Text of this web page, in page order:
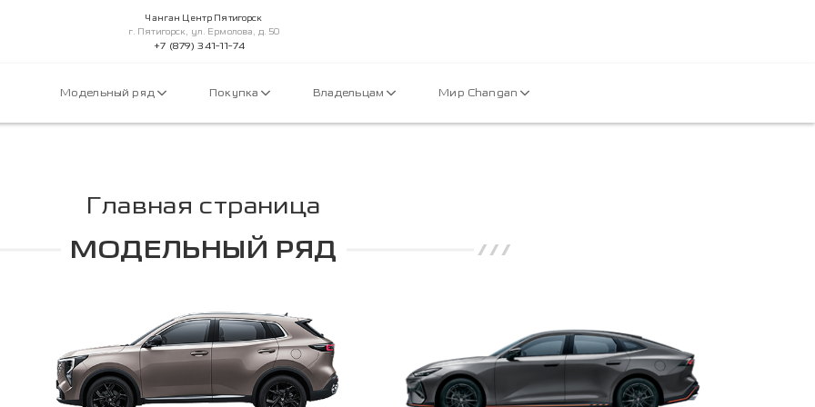
Чанган Центр Пятигорск
г. Пятигорск, ул. Ермолова, д. 50
+7 (879) 341-11-74
Модельный ряд Покупка Владельцам Мир Changan
Главная страница
МОДЕЛЬНЫЙ РЯД ///